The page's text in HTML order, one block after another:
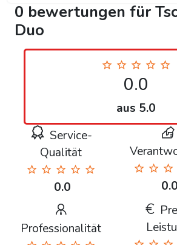
0 bewertungen für
Duo
0.0
aus 5.0
Service-
Qualität
0.0 0.0
Professionalität